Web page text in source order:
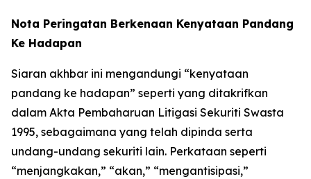
Nota Peringatan Berkenaan Kenyataan Pandang
Ke Hadapan
Siaran akhbar ini mengandungi “kenyataan
pandang ke hadapan” seperti yang ditakrifkan
dalam Akta Pembaharuan Litigasi Sekuriti Swasta
1995, sebagaimana yang telah dipinda serta
undang-undang sekuriti lain. Perkataan seperti
“menjangkakan,” “akan,” “mengantisipasi,”